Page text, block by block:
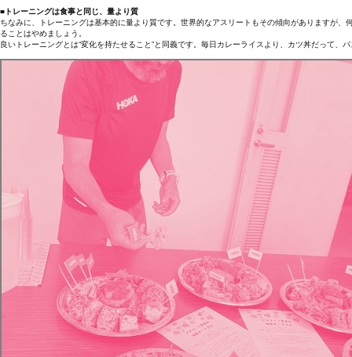
■トレーニングは食事と同じ、量より質
ちなみに、トレーニングは基本的に量より質です。世界的なアスリートもその傾向がありますが
ることはやめましょう。
良いトレーニングとは“変化を持たせること”と同義です。毎日カレーライスより、カツ丼だって